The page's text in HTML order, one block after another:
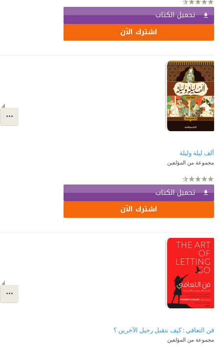
تحميل الكتاب
اشترك الآن
ألف ليلة وليلة
مجموعة من المؤلفين
تحميل الكتاب
اشترك الآن
فن التعافي : كيف نتقبل رحيل الآخرين ؟
مجموعة من المؤلفين